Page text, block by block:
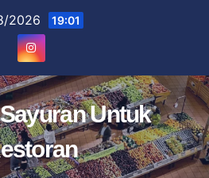
2026 19:01
Untuk